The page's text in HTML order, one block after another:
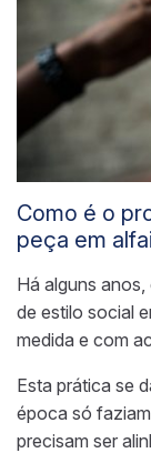
Como é o
peça em
Há alguns
de estilo social
medida e com
Esta prática se
época só
precisam ser